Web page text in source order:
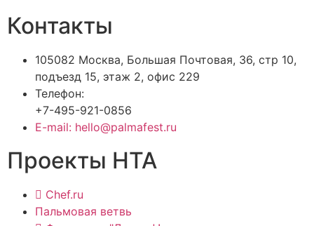
Контакты
105082 Москва, Большая Почтовая, 36, стр 10,
подъезд 15, этаж 2, офис 229
Телефон:
+7-495-921-0856
E-mail: hello@palmafest.ru
Проекты НТА
Chef.ru
Пальмовая ветвь